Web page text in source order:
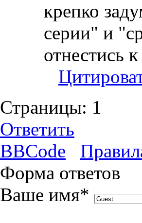
крепко
серии" и
отнестись
Страницы: 1
Ответить
BBCode
Форма ответов
Ваше имя*